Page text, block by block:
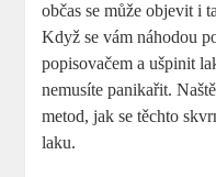
občas se může objevit i
Když se vám náhodou
popisovačem a ušpinit
nemusíte panikařit.
metod, jak se těchto
laku.